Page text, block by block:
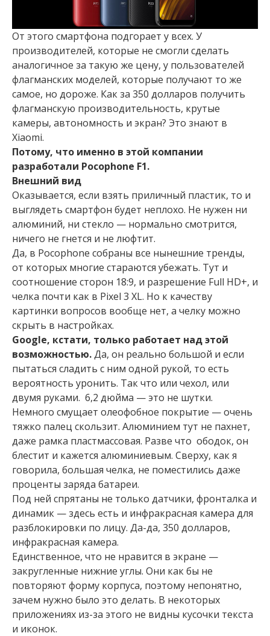
От этого смартфона подгорает у всех. У
производителей, которые не смогли сделать
аналогичное за такую же цену, у пользователей
флагманских моделей, которые получают то же
самое, но дороже. Как за 350 долларов получить
флагманскую производительность, крутые
камеры, автономность и экран? Это знают в
Xiaomi.
Потому, что именно в этой компании
разработали Pocophone F1.
Внешний вид
Оказывается, если взять приличный пластик, то и
выглядеть смартфон будет неплохо. Не нужен ни
алюминий, ни стекло — нормально смотрится,
ничего не гнется и не люфтит.
Да, в Pocophone собраны все нынешние тренды,
от которых многие стараются убежать. Тут и
соотношение сторон 18:9, и разрешение Full HD+, и
челка почти как в Pixel 3 XL. Но к качеству
картинки вопросов вообще нет, а челку можно
скрыть в настройках.
Google, кстати, только работает над этой
возможностью.Да, он реально большой и если
пытаться сладить с ним одной рукой, то есть
вероятность уронить. Так что или чехол, или
двумя руками. 6,2 дюйма — это не шутки.
Немного смущает олеофобное покрытие — очень
тяжко палец скользит. Алюминием тут не пахнет,
даже рамка пластмассовая. Разве что ободок, он
блестит и кажется алюминиевым. Сверху, как я
говорила, большая челка, не поместились даже
проценты заряда батареи.
Под ней спрятаны не только датчики, фронталка и
динамик — здесь есть и инфракрасная камера для
разблокировки по лицу. Да-да, 350 долларов,
инфракрасная камера.
Единственное, что не нравится в экране —
закругленные нижние углы. Они как бы не
повторяют форму корпуса, поэтому непонятно,
зачем нужно было это делать. В некоторых
приложениях из-за этого не видны кусочки текста
и иконок.